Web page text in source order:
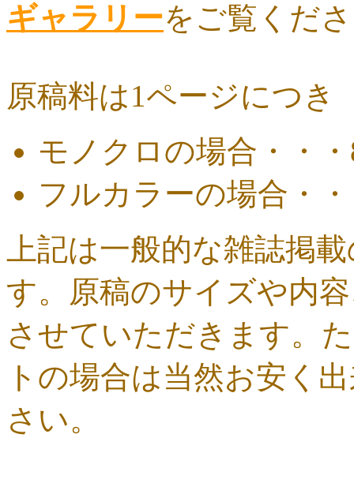
ギャラリーをご覧くだ
原稿料は1ページにつき
モノクロの場合・・
フルカラーの場合・
上記は一般的な雑誌掲
す。原稿のサイズや内
させていただきます。
トの場合は当然お安く
さい。